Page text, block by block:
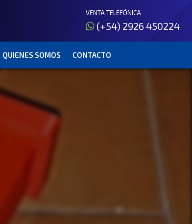
VENTA TELEFÓNICA
(+54) 2926 450224
QUIENES SOMOS CONTACTO